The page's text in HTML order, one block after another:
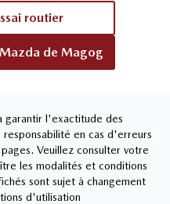
routier
Mazda de Magog
garantir l'exactitude des
en cas d'erreurs
Veuillez consulter votre
les modalités et conditions
sont sujet à changement
d'utilisation